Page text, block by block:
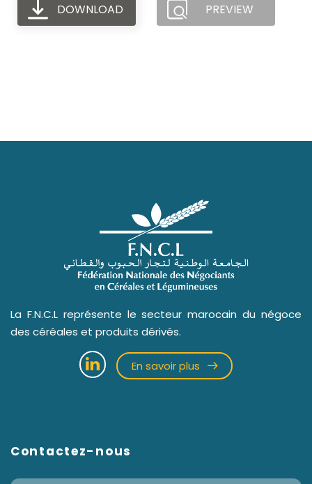
DOWNLOAD PREVIEW
La F.N.C.L représente le secteur marocain du négoce
des céréales et produits dérivés.
En savoir plus
Contactez-nous